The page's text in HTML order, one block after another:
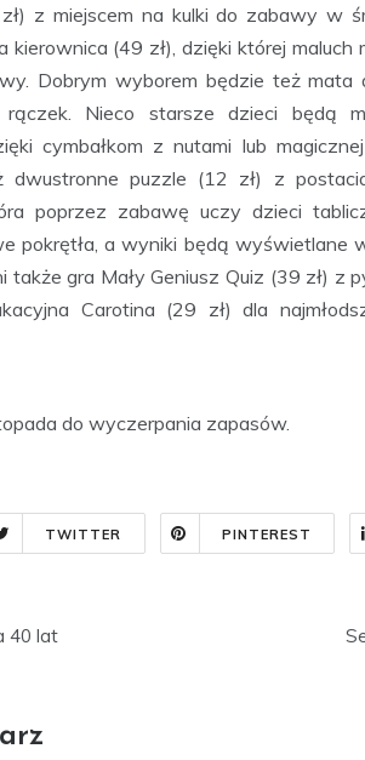
z miejscem na kulki do zabawy w
(49 zł), dzięki której
Dobrym wyborem będzie też mata
rączek. Nieco starsze dzieci będą
cymbałkom z nutami lub
dwustronne puzzle (12 zł) z
poprzez zabawę uczy dzieci
pokrętła, a wyniki będą wyświetlane
gra Mały Geniusz Quiz (39 zł) z
Carotina (29 zł) dla
do wyczerpania zapasów.
TWITTER PINTEREST
40 lat